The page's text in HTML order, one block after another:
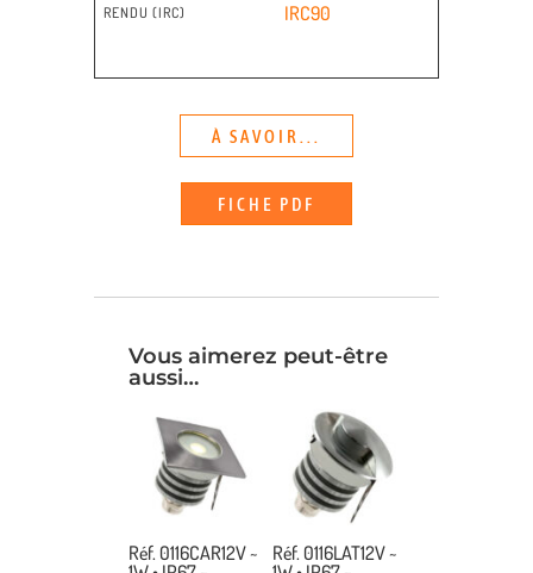
RENDU (IRC) IRC90
À SAVOIR...
FICHE PDF
Vous aimerez peut-être
aussi…
Réf. 0116CAR12V ~
Réf. 0116LAT12V ~